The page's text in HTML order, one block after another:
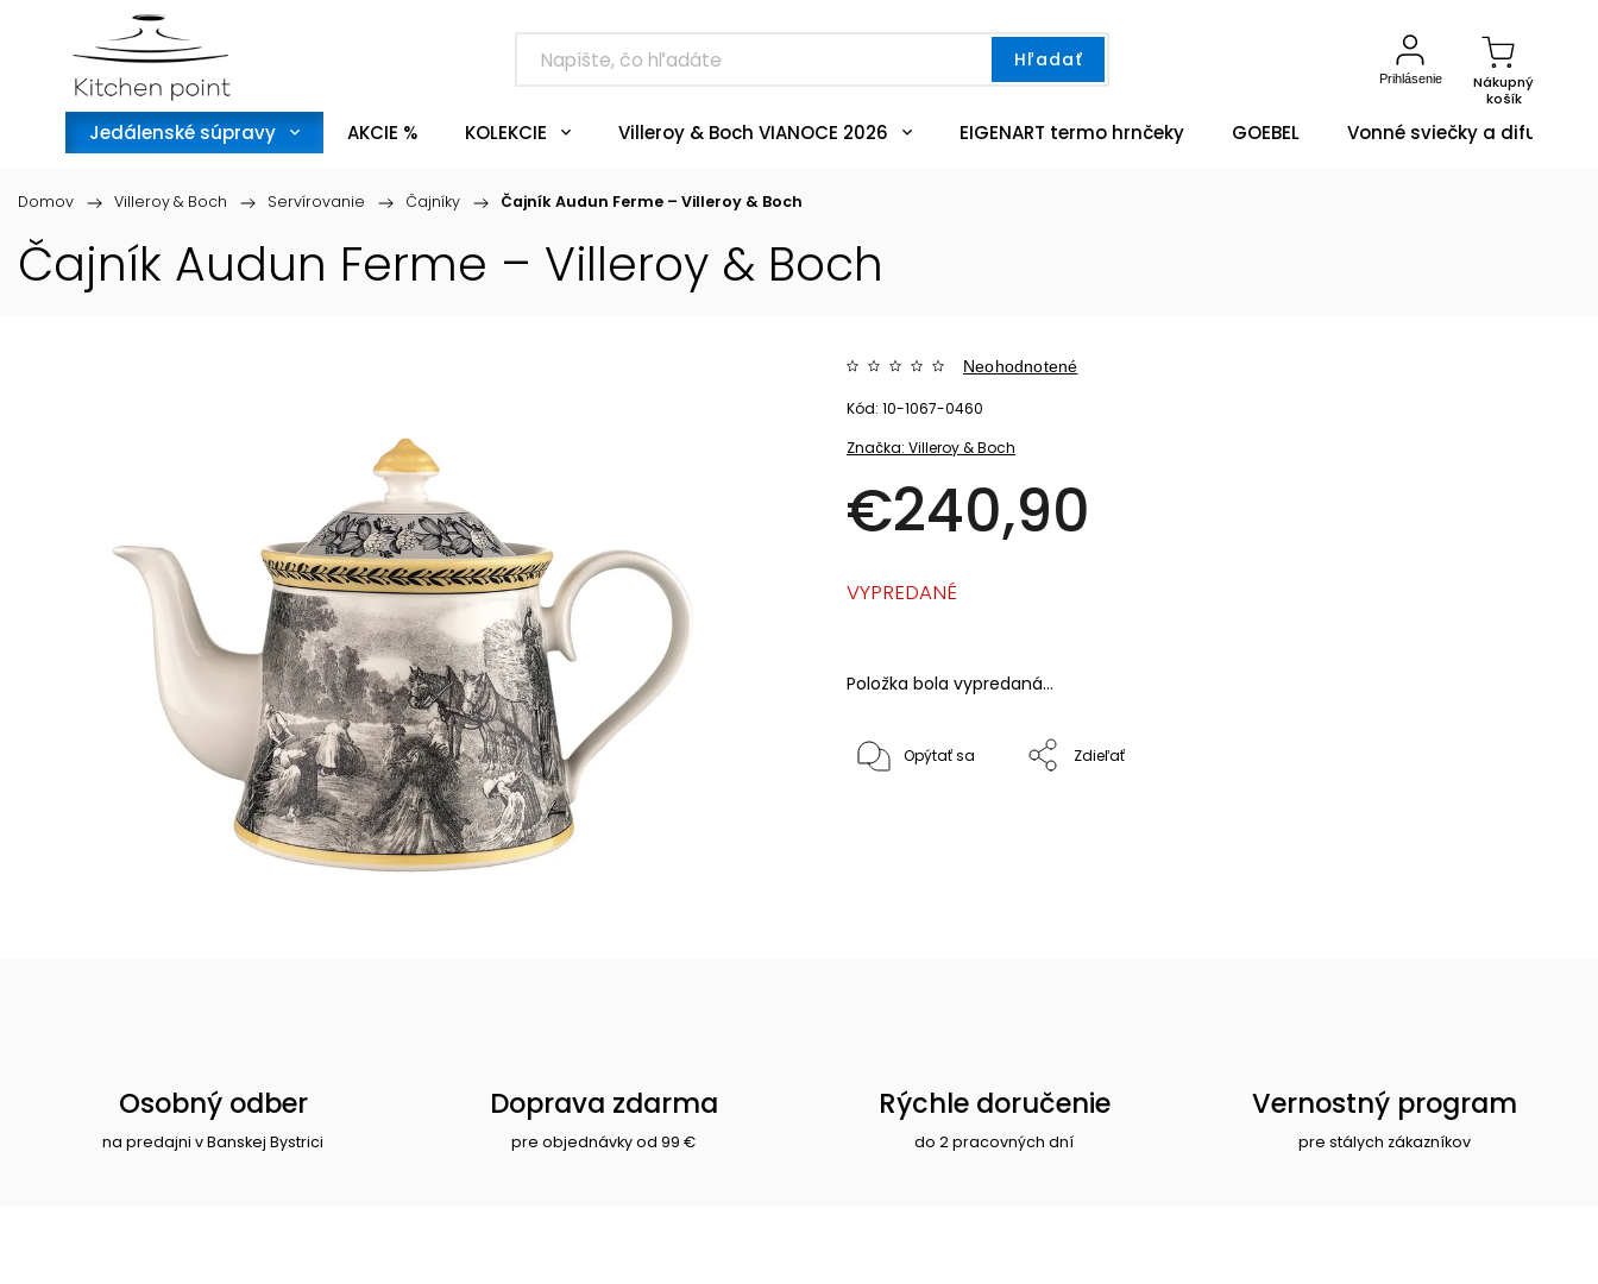
Hľadať
Nákupný
košík
Prihlásenie
Jedálenské súpravy AKCIE % KOLEKCIE Villeroy & Boch VIANOCE 2026 EIGENART termo hrnčeky GOEBEL Vonné sviečky a difuzéry
Domov / Villeroy & Boch / Servírovanie / Čajníky / Čajník Audun Ferme – Villeroy & Boch
Čajník Audun Ferme – Villeroy & Boch
Značka:Villeroy & Boch
Neohodnotené
€240,90
Kód: 10-1067-0460
Položka bola vypredaná…
VYPREDANÉ
Opýtať sa Zdieľať
Osobný odber
na predajni v Banskej Bystrici
Doprava zdarma
pre objednávky od 99 €
Rýchle doručenie
do 2 pracovných dní
Vernostný program
pre stálych zákazníkov